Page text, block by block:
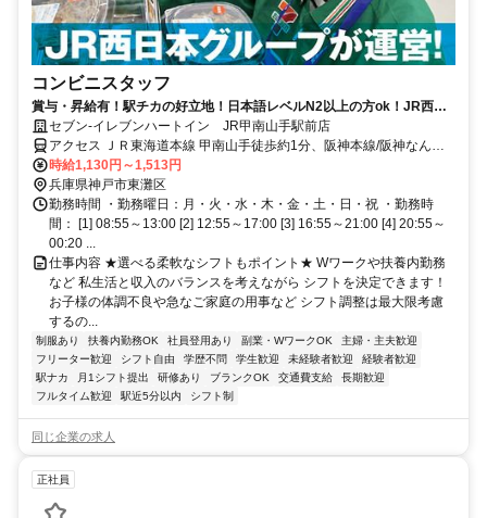
コンビニスタッフ
賞与・昇給有！駅チカの好立地！日本語レベルN2以上の方ok！JR西日
本グループ会社運営で安定度抜群！
セブン-イレブンハートイン JR甲南山手駅前店
アクセス ＪＲ東海道本線 甲南山手徒歩約1分、阪神本線/阪神なんば
線 深江（兵庫県）徒歩約14分、阪急神戸本線 芦屋川北出口徒歩約16
分
時給1,130円～1,513円
兵庫県神戸市東灘区
勤務時間 ・勤務曜日：月・火・水・木・金・土・日・祝 ・勤務時
間： [1] 08:55～13:00 [2] 12:55～17:00 [3] 16:55～21:00 [4] 20:55～
00:20 ...
仕事内容 ★選べる柔軟なシフトもポイント★ Wワークや扶養内勤務
など 私生活と収入のバランスを考えながら シフトを決定できます！
お子様の体調不良や急なご家庭の用事など シフト調整は最大限考慮
するの...
制服あり 扶養内勤務OK 社員登用あり 副業・WワークOK
主婦・主夫歓迎
フリーター歓迎
シフト自由 学歴不問 学生歓迎 未経験者歓迎
経験者歓迎
駅ナカ
月1シフト提出 研修あり ブランクOK 交通費支給
長期歓迎
フルタイム歓迎
駅近5分以内 シフト制
同じ企業の求人
正社員